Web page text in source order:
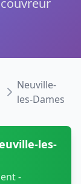
Neuville-
les-Dames
les-
-